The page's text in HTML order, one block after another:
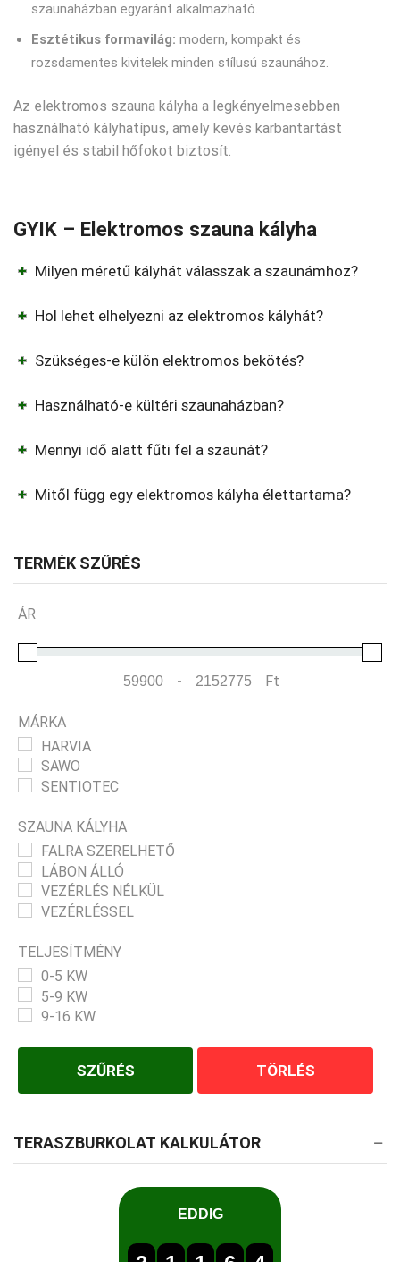
szaunaházban egyaránt alkalmazható.
Esztétikus formavilág: modern, kompakt és
rozsdamentes kivitelek minden stílusú szaunához.
Az elektromos szauna kályha a legkényelmesebben
használható kályhatípus, amely kevés karbantartást
igényel és stabil hőfokot biztosít.
GYIK – Elektromos szauna kályha
Milyen méretű kályhát válasszak a szaunámhoz?
Hol lehet elhelyezni az elektromos kályhát?
Szükséges-e külön elektromos bekötés?
Használható-e kültéri szaunaházban?
Mennyi idő alatt fűti fel a szaunát?
Mitől függ egy elektromos kályha élettartama?
TERMÉK SZŰRÉS
ÁR
Minimum Price
-
Maximum Price
Ft
MÁRKA
HARVIA
SAWO
SENTIOTEC
SZAUNA KÁLYHA
FALRA SZERELHETŐ
LÁBON ÁLLÓ
VEZÉRLÉS NÉLKÜL
VEZÉRLÉSSEL
TELJESÍTMÉNY
0-5 KW
5-9 KW
9-16 KW
SZŰRÉS TÖRLÉS
TERASZBURKOLAT KALKULÁTOR